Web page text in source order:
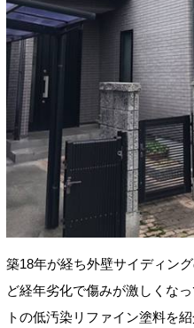
築18年が経ち外壁サイディン
ど経年劣化で傷みが激しくな
トの低汚染リファイン塗料を